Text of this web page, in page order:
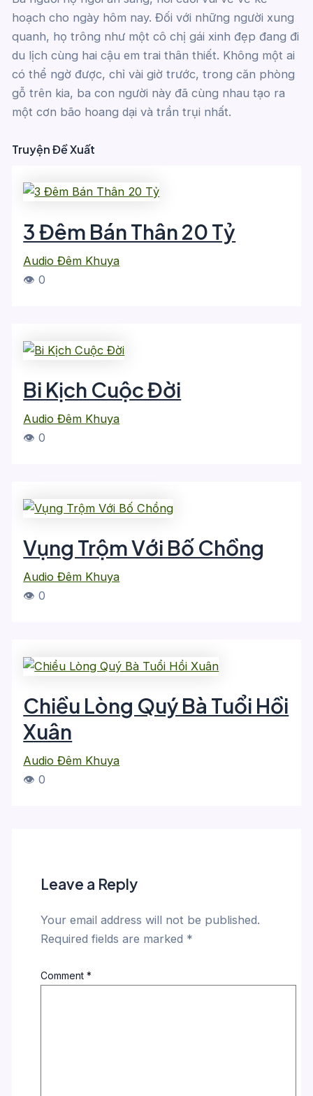
hoạch cho ngày hôm nay. Đối với những người xung
quanh, họ trông như một cô chị gái xinh đẹp đang đi
du lịch cùng hai cậu em trai thân thiết. Không một ai
có thể ngờ được, chỉ vài giờ trước, trong căn phòng
gỗ trên kia, ba con người này đã cùng nhau tạo ra
một cơn bão hoang dại và trần trụi nhất.
Truyện Đề Xuất
3 Đêm Bán Thân 20 Tỷ
Audio Đêm Khuya
👁 0
Bi Kịch Cuộc Đời
Audio Đêm Khuya
👁 0
Vụng Trộm Với Bố Chồng
Audio Đêm Khuya
👁 0
Chiều Lòng Quý Bà Tuổi Hồi
Xuân
Audio Đêm Khuya
👁 0
Leave a Reply
Your email address will not be published.
Required fields are marked *
Comment *